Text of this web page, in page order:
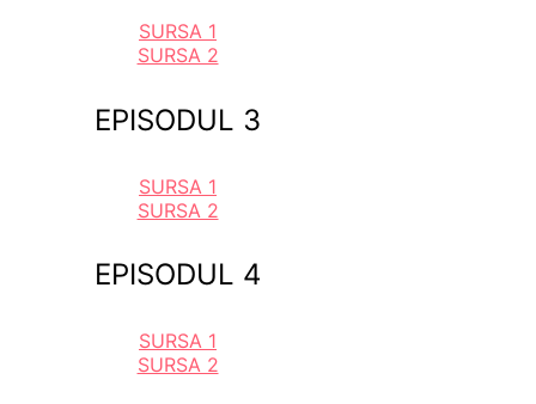
SURSA 1
SURSA 2
EPISODUL 3
SURSA 1
SURSA 2
EPISODUL 4
SURSA 1
SURSA 2